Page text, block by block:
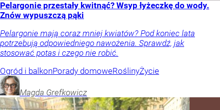
Pelargonie przestały kwitnąć? Wsyp łyżeczkę do wody.
Znów wypuszczą pąki
Pelargonie mają coraz mniej kwiatów? Pod koniec lata
potrzebują odpowiedniego nawożenia. Sprawdź, jak
stosować potas i czego nie robić.
Ogród i balkonPorady domoweRoślinyŻycie
Magda Grefkowicz